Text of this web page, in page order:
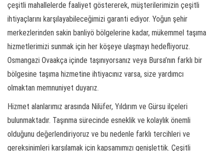
çeşitli mahallelerde faaliyet göstererek, müşterilerimizin çeşitli
ihtiyaçlarını karşılayabileceğimizi garanti ediyor. Yoğun şehir
merkezlerinden sakin banliyö bölgelerine kadar, mükemmel taşıma
hizmetlerimizi sunmak için her köşeye ulaşmayı hedefliyoruz.
Osmangazi Ovaakça içinde taşınıyorsanız veya Bursa’nın farklı bir
bölgesine taşıma hizmetine ihtiyacınız varsa, size yardımcı
olmaktan memnuniyet duyarız.
Hizmet alanlarımız arasında Nilüfer, Yıldırım ve Gürsu ilçeleri
bulunmaktadır. Taşınma sürecinde esneklik ve kolaylık önemli
olduğunu değerlendiriyoruz ve bu nedenle farklı tercihleri ve
gereksinimleri karşılamak için kapsamımızı genişlettik. Çeşitli